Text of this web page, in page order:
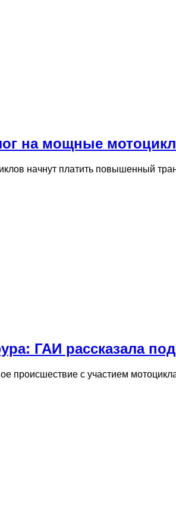
на мощные
начнут платить повышенный
ГАИ рассказала
происшествие с участием